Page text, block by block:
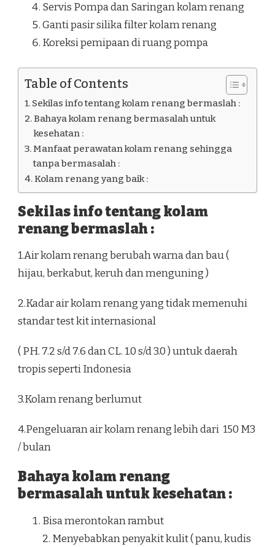
Servis Pompa dan Saringan kolam renang
Ganti pasir silika filter kolam renang
Koreksi pemipaan di ruang pompa
Table of Contents
Sekilas info tentang kolam renang bermaslah :
Bahaya kolam renang bermasalah untuk
kesehatan :
Manfaat perawatan kolam renang sehingga
tanpa bermasalah :
Kolam renang yang baik :
Sekilas info tentang kolam
renang bermaslah :
1.Air kolam renang berubah warna dan bau (
hijau, berkabut, keruh dan menguning )
2.Kadar air kolam renang yang tidak memenuhi
standar test kit internasional
( PH. 7.2 s/d 7.6 dan CL. 1.0 s/d 3.0 ) untuk daerah
tropis seperti Indonesia
3.Kolam renang berlumut
4.Pengeluaran air kolam renang lebih dari 150 M3
/ bulan
Bahaya kolam renang
bermasalah untuk kesehatan :
Bisa merontokan rambut
2. Menyebabkan penyakit kulit ( panu, kudis